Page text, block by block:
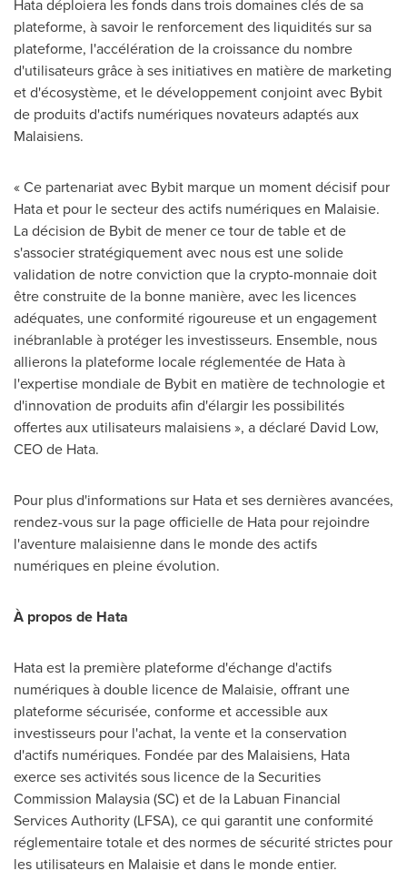
Hata déploiera les fonds dans trois domaines clés de sa
plateforme, à savoir le renforcement des liquidités sur sa
plateforme, l'accélération de la croissance du nombre
d'utilisateurs grâce à ses initiatives en matière de marketing
et d'écosystème, et le développement conjoint avec Bybit
de produits d'actifs numériques novateurs adaptés aux
Malaisiens.
« Ce partenariat avec Bybit marque un moment décisif pour
Hata et pour le secteur des actifs numériques en Malaisie.
La décision de Bybit de mener ce tour de table et de
s'associer stratégiquement avec nous est une solide
validation de notre conviction que la crypto-monnaie doit
être construite de la bonne manière, avec les licences
adéquates, une conformité rigoureuse et un engagement
inébranlable à protéger les investisseurs. Ensemble, nous
allierons la plateforme locale réglementée de Hata à
l'expertise mondiale de Bybit en matière de technologie et
d'innovation de produits afin d'élargir les possibilités
offertes aux utilisateurs malaisiens », a déclaré David Low,
CEO de Hata.
Pour plus d'informations sur Hata et ses dernières avancées,
rendez-vous sur la page officielle de Hata pour rejoindre
l'aventure malaisienne dans le monde des actifs
numériques en pleine évolution.
À propos de Hata
Hata est la première plateforme d'échange d'actifs
numériques à double licence de Malaisie, offrant une
plateforme sécurisée, conforme et accessible aux
investisseurs pour l'achat, la vente et la conservation
d'actifs numériques. Fondée par des Malaisiens, Hata
exerce ses activités sous licence de la Securities
Commission Malaysia (SC) et de la Labuan Financial
Services Authority (LFSA), ce qui garantit une conformité
réglementaire totale et des normes de sécurité strictes pour
les utilisateurs en Malaisie et dans le monde entier.